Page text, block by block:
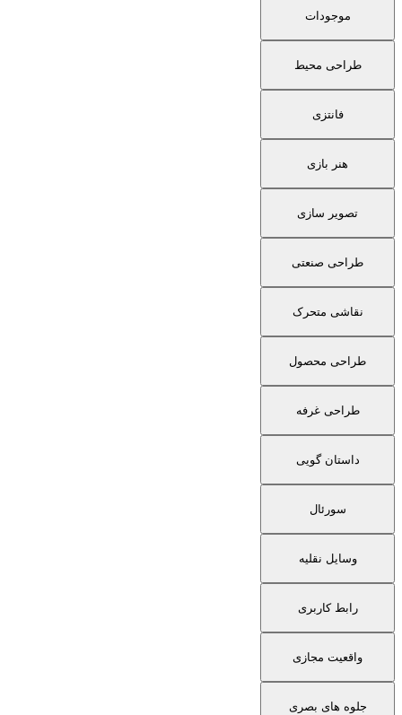
موجودات
طراحی محیط
فانتزی
هنر بازی
تصویر سازی
طراحی صنعتی
نقاشی متحرک
طراحی محصول
طراحی غرفه
داستان گویی
سورئال
وسایل نقلیه
رابط کاربری
واقعیت مجازی
جلوه های بصری